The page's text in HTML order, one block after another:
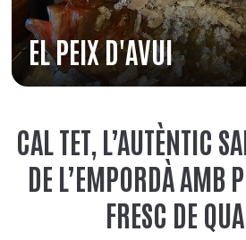
EL PEIX D'AVUI
CAL TET, L’AUTÈNTIC
DE L’EMPORDÀ AMB
FRESC DE